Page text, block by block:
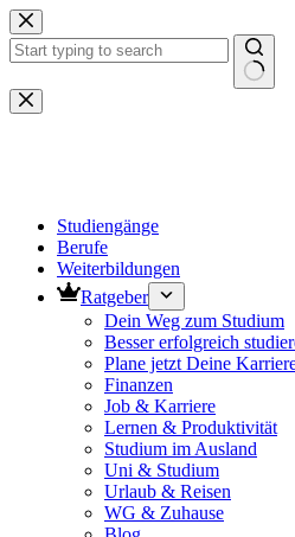
Zum
Inhalt
springen
Keine
Ergebnisse
Studiengänge
Berufe
Weiterbildungen
Ratgeber
Dein Weg zum Studium
Besser erfolgreich
Plane jetzt Deine
Finanzen
Job & Karriere
Lernen & Produktivität
Studium im Ausland
Uni & Studium
Urlaub & Reisen
WG & Zuhause